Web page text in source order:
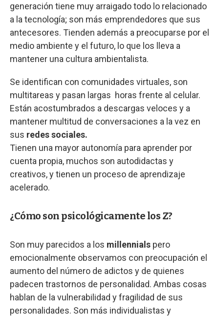
generación tiene muy arraigado todo lo relacionado
a la tecnología; son más emprendedores que sus
antecesores. Tienden además a preocuparse por el
medio ambiente y el futuro, lo que los lleva a
mantener una cultura ambientalista.
Se identifican con comunidades virtuales, son
multitareas y pasan largas horas frente al celular.
Están acostumbrados a descargas veloces y a
mantener multitud de conversaciones a la vez en
sus redes sociales.
Tienen una mayor autonomía para aprender por
cuenta propia, muchos son autodidactas y
creativos, y tienen un proceso de aprendizaje
acelerado.
¿Cómo son psicológicamente los Z?
Son muy parecidos a los millennials pero
emocionalmente observamos con preocupación el
aumento del número de adictos y de quienes
padecen trastornos de personalidad. Ambas cosas
hablan de la vulnerabilidad y fragilidad de sus
personalidades. Son más individualistas y